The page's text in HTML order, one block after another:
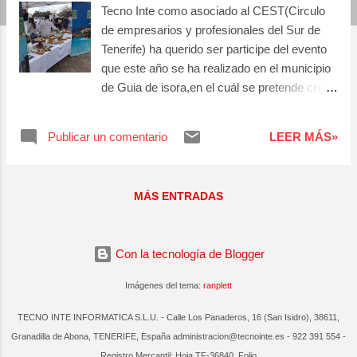
Tecno Inte como asociado al CEST(Circulo
de empresarios y profesionales del Sur de
Tenerife) ha querido ser participe del evento
que este año se ha realizado en el municipio
de Guia de isora,en el cuál se pretende crear
que es posible salir adelante tras esta época
productos locales de calidad.
Publicar un comentario LEER MÁS»
MÁS ENTRADAS
Con la tecnología de Blogger
Imágenes del tema: ranplett
TECNO INTE INFORMATICA S.L.U. - Calle Los Panaderos, 16 (San Isidro), 38611,
Granadilla de Abona, TENERIFE, España administracion@tecnointe.es - 922 391 554 -